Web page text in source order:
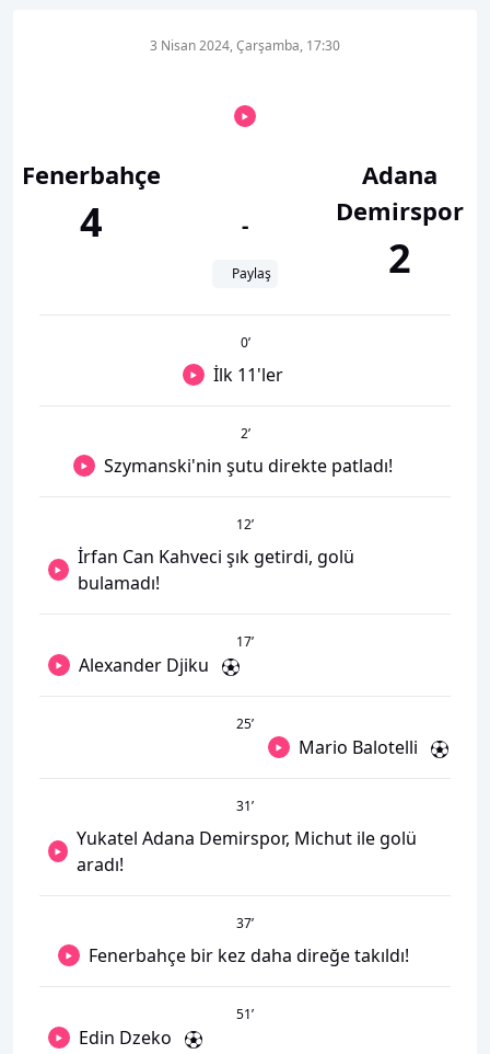
Fenerbahçe
4
3 Nisan 2024, Çarşamba, 17:30
-
Paylaş
Adana
Demirspor
2
0’
İlk 11'ler
2’
Szymanski'nin şutu direkte patladı!
12’
İrfan Can Kahveci şık getirdi, golü
bulamadı!
17’
Alexander Djiku
25’
Mario Balotelli
31’
Yukatel Adana Demirspor, Michut ile golü
aradı!
37’
Fenerbahçe bir kez daha direğe takıldı!
51’
Edin Dzeko